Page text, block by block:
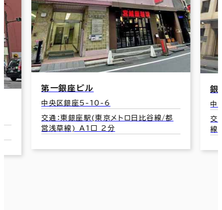
銀座片桐ビルⅢ
中央区銀座1-13-4
交通：銀座一丁目駅(東京メトロ有楽町
線) 11番口 2分